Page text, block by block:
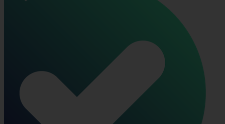
فویل آلومینیومی
ظروف یکبار مصرف
ظروف یکبار مصرف